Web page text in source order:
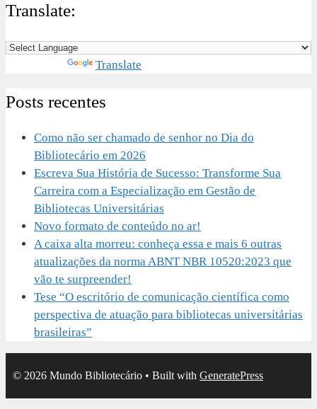
Translate:
Translate
Posts recentes
Como não ser chamado de senhor no Dia do
Bibliotecário em 2026
Escreva Sua História de Sucesso: Transforme Sua
Carreira com a Especialização em Gestão de
Bibliotecas Universitárias
Novo formato de conteúdo no ar!
A caixa alta morreu: conheça essa e mais 6 outras
atualizações da norma ABNT NBR 10520:2023 que
vão te surpreender!
Tese “O escritório de comunicação científica como
perspectiva de atuação para bibliotecas universitárias
brasileiras”
© 2026 Mundo Bibliotecário • Built with GeneratePress